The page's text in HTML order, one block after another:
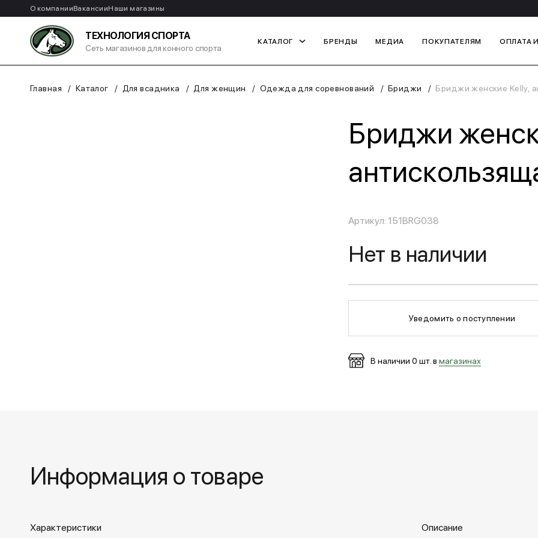
О компанииВакансииНаши магазины
ТЕХНОЛОГИЯ СПОРТА
Сеть магазинов для конного спорта
КАТАЛОГ БРЕНДЫ МЕДИА ПОКУПАТЕЛЯМ ОПЛАТА
Главная Каталог Для всадника Для женщин Одежда для соревнований Бриджи Бриджи женские Kelly,
Бриджи
Артикул: 151BRG038
Нет в наличии
Уведомить о поступлении
В наличии 0 шт. в магазинах
Информация о товаре
Характеристики Описание